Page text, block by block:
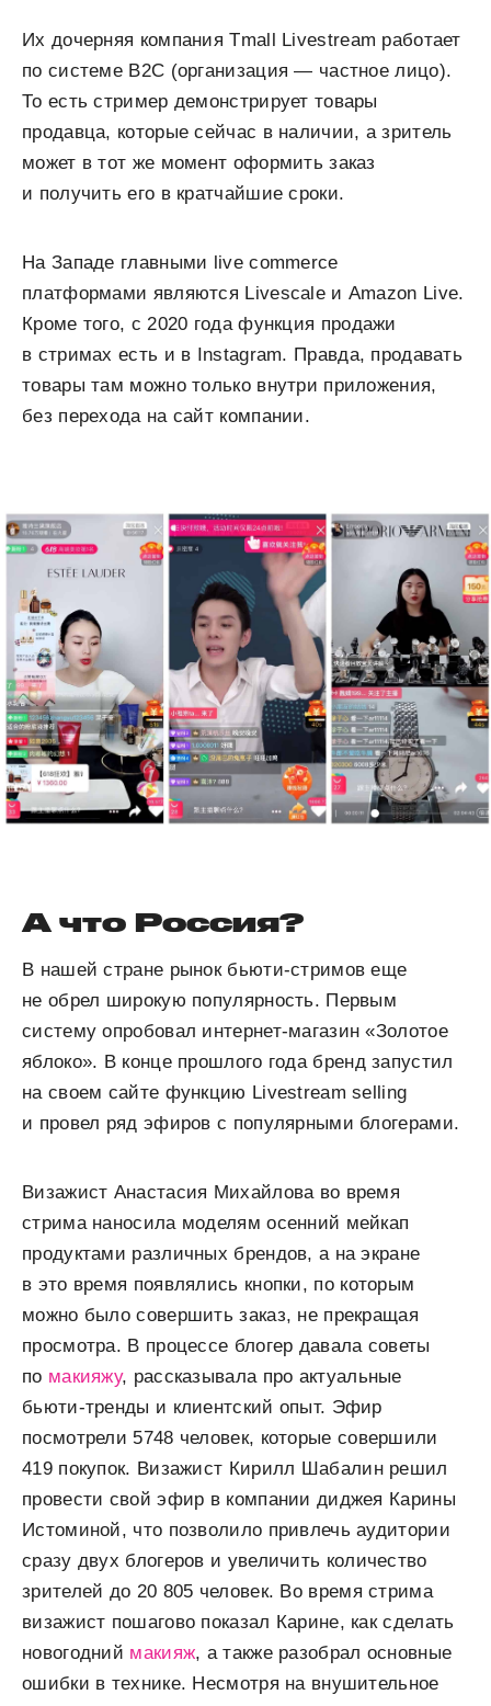
Их дочерняя компания Tmall Livestream работает
по системе B2C (организация — частное лицо).
То есть стример демонстрирует товары
продавца, которые сейчас в наличии, а зритель
может в тот же момент оформить заказ
и получить его в кратчайшие сроки.
На Западе главными live commerce
платформами являются Livescale и Amazon Live.
Кроме того, с 2020 года функция продажи
в стримах есть и в Instagram. Правда, продавать
товары там можно только внутри приложения,
без перехода на сайт компании.
А что Россия?
В нашей стране рынок бьюти-стримов еще
не обрел широкую популярность. Первым
систему опробовал интернет-магазин «Золотое
яблоко». В конце прошлого года бренд запустил
на своем сайте функцию Livestream selling
и провел ряд эфиров с популярными блогерами.
Визажист Анастасия Михайлова во время
стрима наносила моделям осенний мейкап
продуктами различных брендов, а на экране
в это время появлялись кнопки, по которым
можно было совершить заказ, не прекращая
просмотра. В процессе блогер давала советы
по макияжу, рассказывала про актуальные
бьюти-тренды и клиентский опыт. Эфир
посмотрели 5748 человек, которые совершили
419 покупок. Визажист Кирилл Шабалин решил
провести свой эфир в компании диджея Карины
Истоминой, что позволило привлечь аудитории
сразу двух блогеров и увеличить количество
зрителей до 20 805 человек. Во время стрима
визажист пошагово показал Карине, как сделать
новогодний макияж, а также разобрал основные
ошибки в технике. Несмотря на внушительное